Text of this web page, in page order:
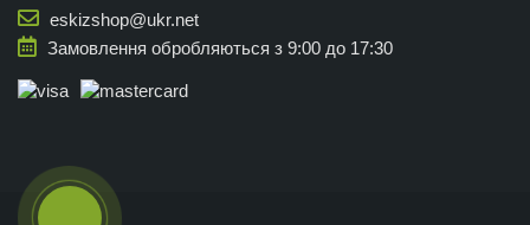
eskizshop@ukr.net
Замовлення обробляються з 9:00 до 17:30